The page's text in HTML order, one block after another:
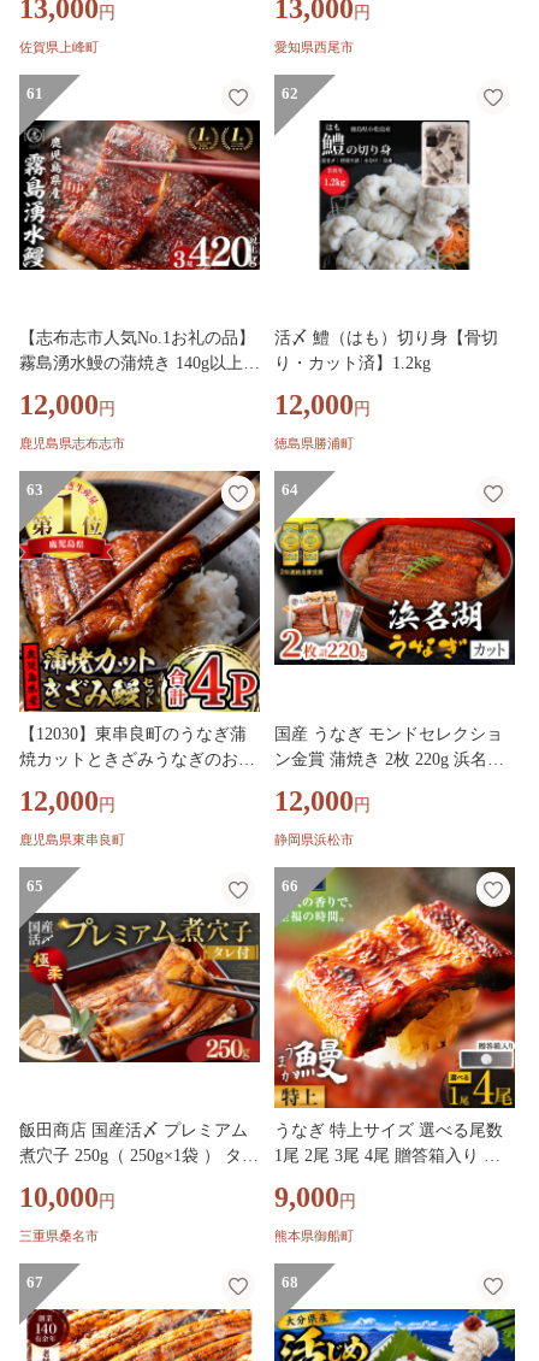
13,000 円
佐賀県上峰町
13,000 円
愛知県西尾市
61
【志布志市人気No.1お礼の品】
霧島湧水鰻の蒲焼き 140g以上×
ウナギ 3尾 国産 九州産 蒲焼き
かばやき 冷凍 うな重 ひつまぶ
2-133
12,000 円
鹿児島県志布志市
62
活〆 鱧（はも）切り身【骨切
り・カット済】1.2kg
12,000 円
徳島県勝浦町
63
【12030】東串良町のうなぎ蒲
焼カットときざみうなぎのおた
ト80g×2P、きざみ鰻60g×2P)う
なぎ 高級 ウナギ 鰻 国産 蒲焼
気【アクアおおすみ】
12,000 円
鹿児島県東串良町
64
国産 うなぎ モンドセレクショ
ン金賞 蒲焼き 2枚 220g 浜名湖
松
12,000 円
静岡県浜松市
65
飯田商店 国産活〆 プレミアム
煮穴子 250g（ 250g×1袋 ） タレ
鮮 魚 お魚 煮込み あなご 穴子
煮穴子 おかず 惣菜
10,000 円
三重県桑名市
66
うなぎ 特上サイズ 選べる尾数
1尾 2尾 3尾 4尾 贈答箱入り 国
ク おすすめ うなぎの蒲焼 《30
日以内に出荷予定(土日祝除
易包装 ウナギ unagi 蒲焼 秋 冬
旬 配送時期 冷凍
9,000 円
熊本県御船町
67 68